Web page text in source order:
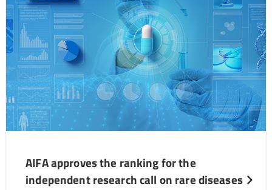
AIFA approves the ranking for the
independent research call on rare diseases